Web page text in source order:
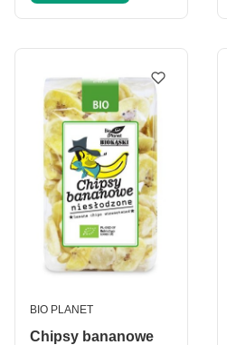
Chipsy bananowe
PRODUCENT
BIO PLANET